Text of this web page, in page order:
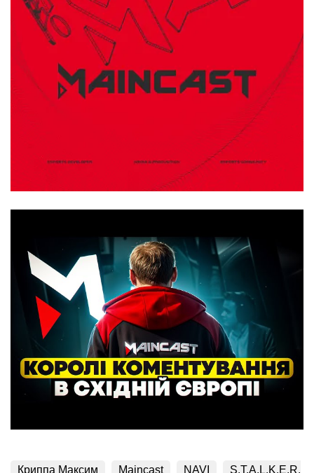
Криппа Максим Maincast NAVI S.T.A.L.K.E.R.